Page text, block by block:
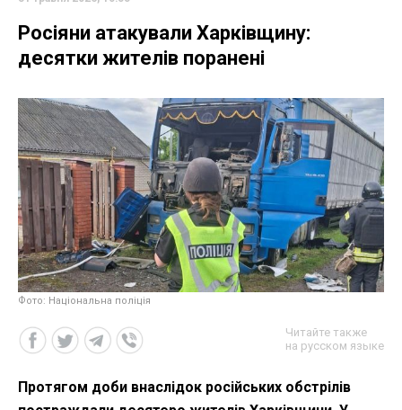
Росіяни атакували Харківщину:
десятки жителів поранені
Фото: Національна поліція
Читайте также
на русском языке
Протягом доби внаслідок російських обстрілів